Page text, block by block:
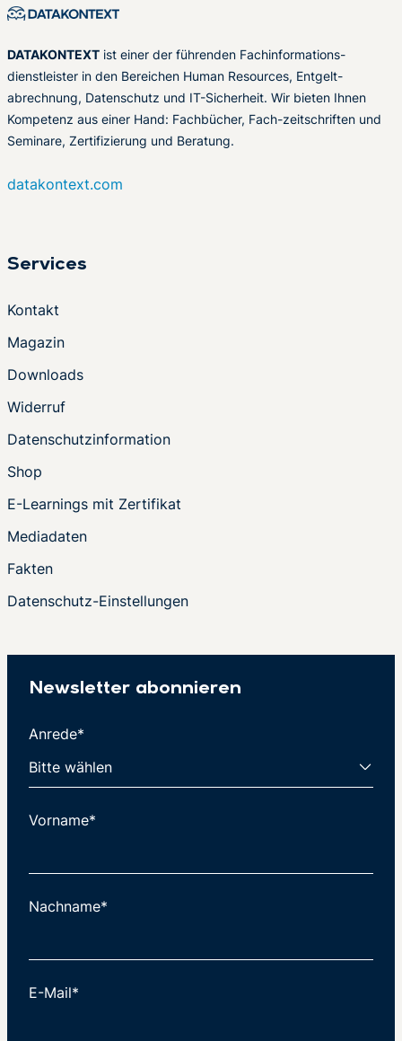
DATAKONTEXT ist einer der führenden Fachinformations-
dienstleister in den Bereichen Human Resources, Entgelt-
abrechnung, Datenschutz und IT-Sicherheit. Wir bieten Ihnen
Kompetenz aus einer Hand: Fachbücher, Fach-zeitschriften und
Seminare, Zertifizierung und Beratung.
datakontext.com
Services
Kontakt
Magazin
Downloads
Widerruf
Datenschutzinformation
Shop
E-Learnings mit Zertifikat
Mediadaten
Fakten
Datenschutz-Einstellungen
Newsletter abonnieren
Anrede*
Vorname*
Nachname*
E-Mail*